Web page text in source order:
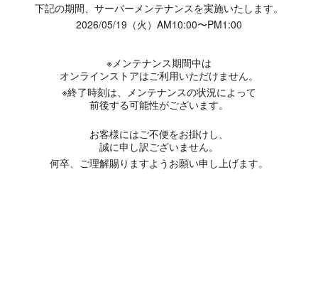
下記の期間、サーバーメンテナンスを実施いたします。
2026/05/19（火）AM10:00〜PM1:00
※メンテナンス期間中は
オンラインストアはご利用いただけません。
※終了時刻は、メンテナンスの状況によって
前後する可能性がございます。
お客様にはご不便をお掛けし、
誠に申し訳ございません。
何卒、ご理解賜りますようお願い申し上げます。